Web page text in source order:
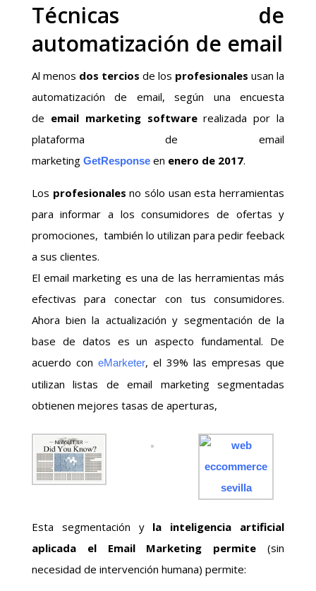
Técnicas de
automatización de email
Al menos dos tercios de los profesionales usan la
automatización de email, según una encuesta
de email marketing softwarerealizada por la
plataforma de email
marketing GetResponseen enero de 2017.
Los profesionalesno sólo usan esta herramientas
para informar a los consumidores de ofertas y
promociones, también lo utilizan para pedir feeback
a sus clientes.
El email marketing es una de las herramientas más
efectivas para conectar con tus consumidores.
Ahora bien la actualización y segmentación de la
base de datos es un aspecto fundamental. De
acuerdo con eMarketer, el 39% las empresas que
utilizan listas de email marketing segmentadas
obtienen mejores tasas de aperturas,
Esta segmentación y la inteligencia artificial
aplicada el Email Marketing permite (sin
necesidad de intervención humana) permite: